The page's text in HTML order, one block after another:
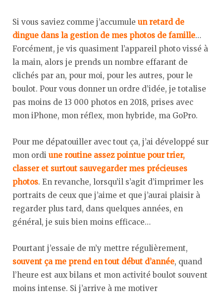
Si vous saviez comme j’accumule un retard de
dingue dans la gestion de mes photos de famille…
Forcément, je vis quasiment l’appareil photo vissé à
la main, alors je prends un nombre effarant de
clichés par an, pour moi, pour les autres, pour le
boulot. Pour vous donner un ordre d’idée, je totalise
pas moins de 13 000 photos en 2018, prises avec
mon iPhone, mon réflex, mon hybride, ma GoPro.
Pour me dépatouiller avec tout ça, j’ai développé sur
mon ordi une routine assez pointue pour trier,
classer et surtout sauvegarder mes précieuses
photos. En revanche, lorsqu’il s’agit d’imprimer les
portraits de ceux que j’aime et que j’aurai plaisir à
regarder plus tard, dans quelques années, en
général, je suis bien moins efficace…
Pourtant j’essaie de m’y mettre régulièrement,
souvent ça me prend en tout début d’année, quand
l’heure est aux bilans et mon activité boulot souvent
moins intense. Si j’arrive à me motiver